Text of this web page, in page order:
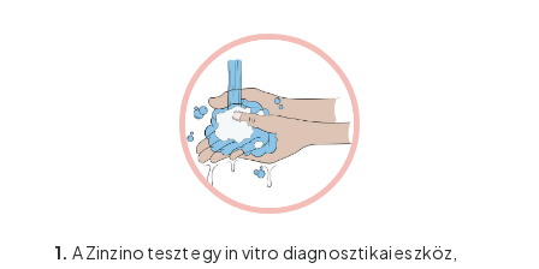
1. A Zinzino teszt egy in vitro diagnosztikai eszköz,